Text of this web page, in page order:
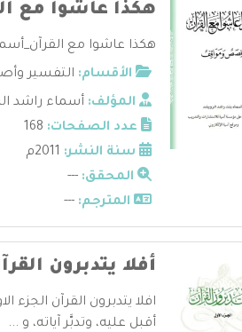
هكذا عاشوا مع
هكذا عاشوا مع
الأقسام: التفسير
المؤلف: أسماء راشد
عدد الصفحات:
سنة النشر:
المحقق: ---
المترجم: ---
أفلا يتدبرون
افلا يتدبرون القرآن الجزء
أقبل عليه، وتدبَّر آياته، و ...